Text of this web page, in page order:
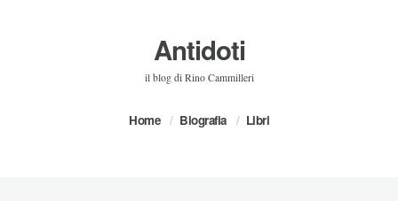
Antidoti
il blog di Rino Cammilleri
Home Biografia Libri